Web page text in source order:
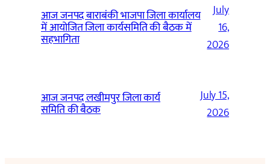
आज जनपद बाराबंकी भाजपा जिला कार्यालय
में आयोजित जिला कार्यसमिति की बैठक में
सहभागिता
July
16,
2026
आज जनपद लखीमपुर जिला कार्य
समिति की बैठक
July 15,
2026